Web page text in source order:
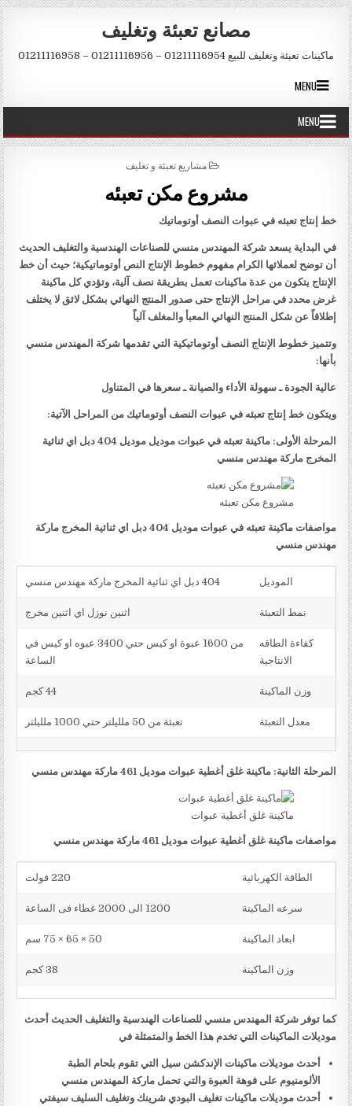
Skip to content
مصانع تعبئة وتغليف
ماكينات تعبئة وتغليف للبيع 01211116954 – 01211116956 – 01211116958
MENU
MENU
POSTED IN
مشاريع تعبئة و تغليف
مشروع مكن تعبئه
خط إنتاج تعبئه في عبوات النصف أوتوماتيك
في البداية يسعد شركة المهندس منسي للصناعات الهندسية والتغليف الحديث
أن توضح لعملائها الكرام مفهوم خطوط الإنتاج النص أوتوماتيكية؛ حيث أن خط
الإنتاج يتكون من عدة ماكينات تعمل بطريقة نصف آلية، وتؤدي كل ماكينة
غرض محدد في مراحل الإنتاج حتى صدور المنتج النهائي بشكل لائق لا يختلف
إطلاقاً عن شكل المنتج النهائي المعبأ والمغلف آلياً
وتتميز خطوط الإنتاج النصف أوتوماتيكية التي تقدمها شركة المهندس منسي
بأنها:
عالية الجودة ـ سهولة الأداء والصيانة ـ سعرها في المتناول
ويتكون خط إنتاج تعبئه في عبوات النصف أوتوماتيك من المراحل الآتية:
المرحلة الأولى: ماكينة تعبئه في عبوات موديل موديل 404 دبل اي ثنائية
المخرج ماركة مهندس منسي
مشروع مكن تعبئه
مواصفات ماكينة تعبئه في عبوات موديل 404 دبل اي ثنائية المخرج ماركة
مهندس منسي
الموديل 404 دبل اي ثنائية المخرج ماركة مهندس منسي
نمط التعبئة اثنين نوزل اي اثنين مخرج
كفاءة الطاقه
الانتاجية
من 1600 عبوة او كيس حتي 3400 عبوه او كيس في
الساعة
وزن الماكينة 44 كجم
معدل التعبئة تعبئة من 50 ملليلتر حتي 1000 ملليلتر
المرحلة الثانية: ماكينة غلق أغطية عبوات موديل 461 ماركة مهندس منسي
ماكينة غلق أغطية عبوات
مواصفات ماكينة غلق أغطية عبوات موديل 461 ماركة مهندس منسي
الطاقة الكهربائية 220 فولت
سرعه الماكينة 1200 الى 2000 غطاء فى الساعة
ابعاد الماكينة 50 × 65 × 75 سم
وزن الماكينة 38 كجم
كما توفر شركة المهندس منسي للصناعات الهندسية والتغليف الحديث أحدث
موديلات الماكينات التي تخدم هذا الخط والمتمثلة في
أحدث موديلات ماكينات الإندكشن سيل التي تقوم بلحام الطبة
الألومنيوم على فوهة العبوة والتي تحمل ماركة المهندس منسي
أحدث موديلات ماكينات تغليف البودي شرينك وتغليف السليف سيفتي